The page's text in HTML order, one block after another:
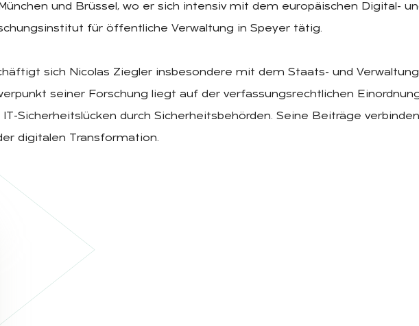
und Brüssel, wo er sich intensiv mit dem europäischen Digital-
für öffentliche Verwaltung in Speyer tätig.
sich Nicolas Ziegler insbesondere mit dem Staats- und
seiner Forschung liegt auf der verfassungsrechtlichen
Sicherheitslücken durch Sicherheitsbehörden. Seine Beiträge
digitalen Transformation.